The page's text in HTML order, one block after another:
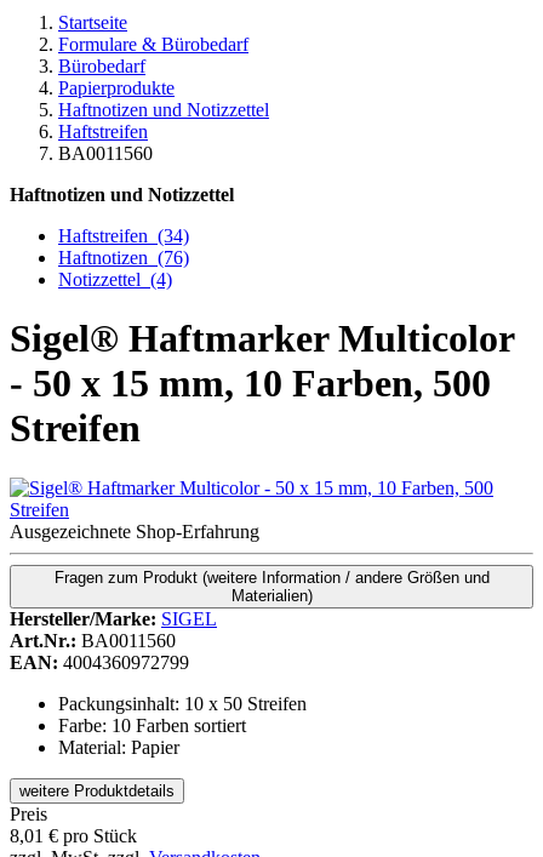
Startseite
Formulare & Bürobedarf
Bürobedarf
Papierprodukte
Haftnotizen und Notizzettel
Haftstreifen
BA0011560
Haftnotizen und Notizzettel
Haftstreifen (34)
Haftnotizen (76)
Notizzettel (4)
Sigel® Haftmarker Multicolor
- 50 x 15 mm, 10 Farben, 500
Streifen
Ausgezeichnete Shop-Erfahrung
Fragen zum Produkt (weitere Information / andere Größen und
Materialien)
Hersteller/Marke: SIGEL
Art.Nr.: BA0011560
EAN: 4004360972799
Packungsinhalt: 10 x 50 Streifen
Farbe: 10 Farben sortiert
Material: Papier
weitere Produktdetails
Preis
8,01 € pro Stück